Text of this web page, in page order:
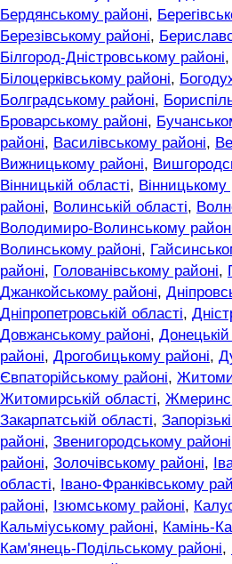
Бердянському районі,
Березівському районі,
Білгород-Дністровському районі,
Білоцерківському районі,
Болградському районі,
Броварському районі,
районі, Василівському районі,
Вижницькому районі,
Вінницькій області, Вінницькому
районі, Волинській області,
Володимиро-Волинському
Волинському районі,
районі, Голованівському районі,
Джанкойському районі,
Дніпропетровській області,
Довжанському районі, Донецькій
районі, Дрогобицькому районі,
Євпаторійському районі,
Житомирській області,
Закарпатській області,
районі, Звенигородському районі
районі, Золочівському районі,
області, Івано-Франківському
районі, Ізюмському районі,
Кальміуському районі, Камінь-
Кам'янець-Подільському районі,